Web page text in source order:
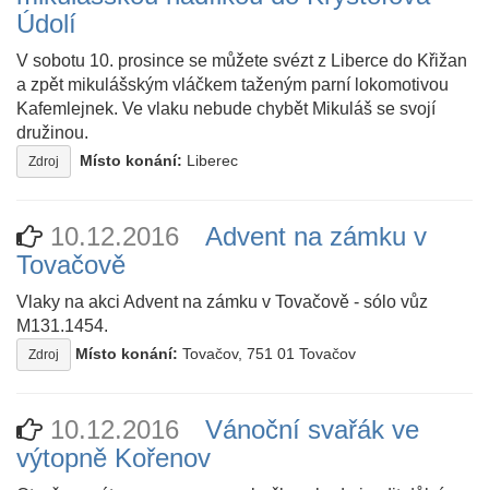
Údolí
V sobotu 10. prosince se můžete svézt z Liberce do Křižan
a zpět mikulášským vláčkem taženým parní lokomotivou
Kafemlejnek. Ve vlaku nebude chybět Mikuláš se svojí
družinou.
Zdroj Místo konání: Liberec
10.12.2016
Advent na zámku v
Tovačově
Vlaky na akci Advent na zámku v Tovačově - sólo vůz
M131.1454.
Zdroj Místo konání: Tovačov, 751 01 Tovačov
10.12.2016
Vánoční svařák ve
výtopně Kořenov